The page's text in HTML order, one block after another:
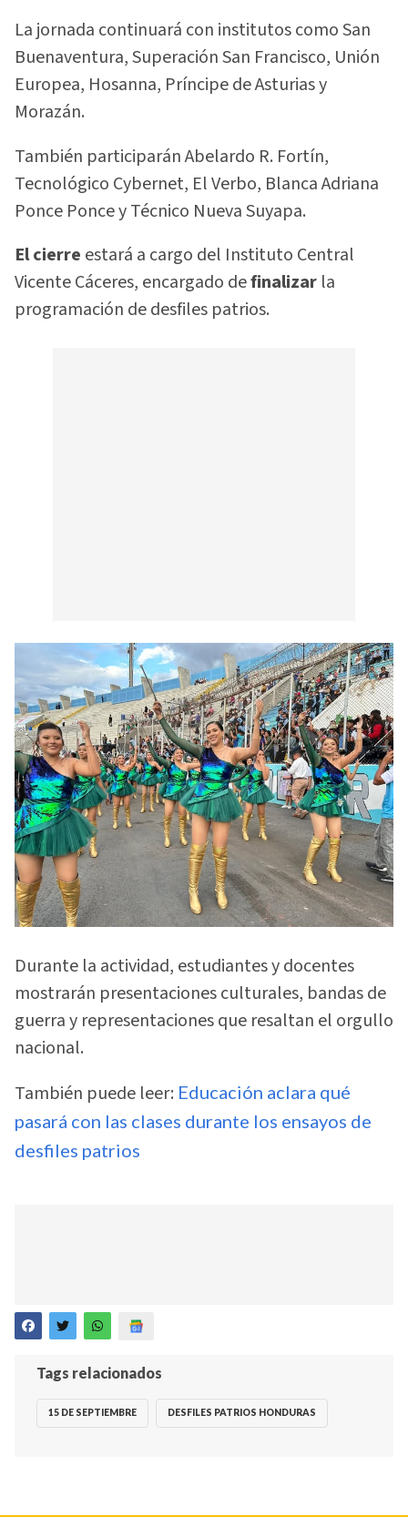
La jornada continuará con institutos como San
Buenaventura, Superación San Francisco, Unión
Europea, Hosanna, Príncipe de Asturias y
Morazán.
También participarán Abelardo R. Fortín,
Tecnológico Cybernet, El Verbo, Blanca Adriana
Ponce Ponce y Técnico Nueva Suyapa.
El cierre estará a cargo del Instituto Central
Vicente Cáceres, encargado definalizar la
programación de desfiles patrios.
Durante la actividad, estudiantes y docentes
mostrarán presentaciones culturales, bandas de
guerra y representaciones que resaltan el orgullo
nacional.
También puede leer: Educación aclara qué
pasará con las clases durante los ensayos de
desfiles patrios
Tags relacionados
15 DE SEPTIEMBRE DESFILES PATRIOS HONDURAS